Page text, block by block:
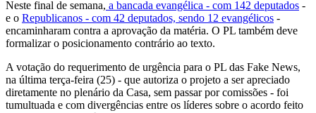
Neste final de semana, a bancada evangélica - com 142 deputados -
e o Republicanos - com 42 deputados, sendo 12 evangélicos -
encaminharam contra a aprovação da matéria. O PL também deve
formalizar o posicionamento contrário ao texto.
A votação do requerimento de urgência para o PL das Fake News,
na última terça-feira (25) - que autoriza o projeto a ser apreciado
diretamente no plenário da Casa, sem passar por comissões - foi
tumultuada e com divergências entre os líderes sobre o acordo feito